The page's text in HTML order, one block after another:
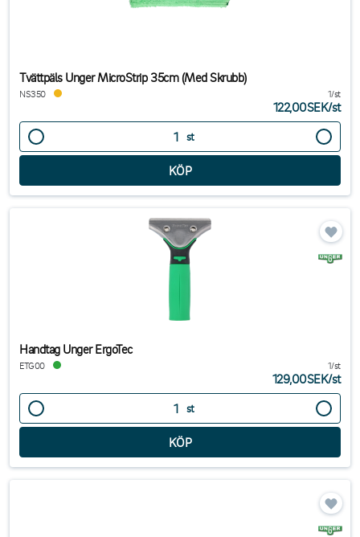
Tvättpäls Unger MicroStrip 35cm (Med Skrubb)
NS350 1/st
122,00SEK/st
st
Handtag Unger ErgoTec
ETG00 1/st
129,00SEK/st
st